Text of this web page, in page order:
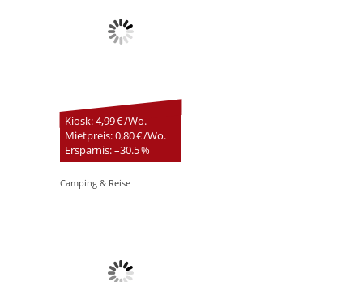
Kiosk: 4,99 € /Wo.
Mietpreis: 0,80 € /Wo.
Ersparnis: –30.5 %
Camping & Reise